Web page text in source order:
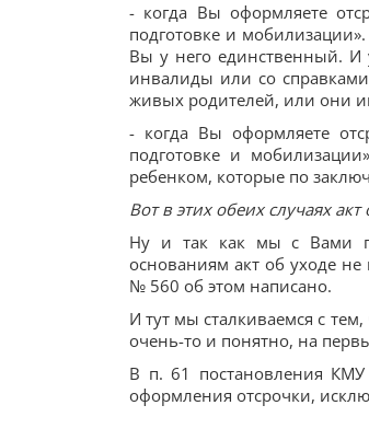
- когда Вы оформляете
подготовке и
Вы у него единственный. И
инвалиды или со
живых родителей, или они
- когда Вы оформляете
подготовке и
ребенком, которые по
Вот в этих обеих случаях
Ну и так как мы с Вами
основаниям акт об уходе
№ 560 об этом написано.
И тут мы сталкиваемся с
очень-то и понятно, на
В п. 61 постановления
оформления отсрочки,